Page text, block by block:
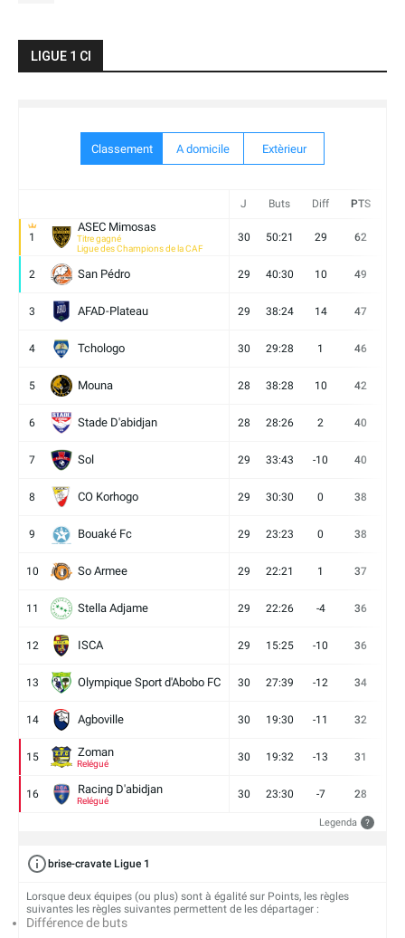
LIGUE 1 CI
Classement A domicile Extèrieur
J Buts Diff PTS
1
ASEC Mimosas
Titre gagné
Ligue des Champions de la CAF
30 50:21 29 62
2 San Pédro 29 40:30 10 49
3 AFAD-Plateau 29 38:24 14 47
4 Tchologo 30 29:28 1 46
5 Mouna 28 38:28 10 42
6 Stade D'abidjan 28 28:26 2 40
7 Sol 29 33:43 -10 40
8 CO Korhogo 29 30:30 0 38
9 Bouaké Fc 29 23:23 0 38
10 So Armee 29 22:21 1 37
11 Stella Adjame 29 22:26 -4 36
12 ISCA 29 15:25 -10 36
13 Olympique Sport d'Abobo FC 30 27:39 -12 34
14 Agboville 30 19:30 -11 32
15 Zoman
Relégué
30 19:32 -13 31
16 Racing D'abidjan
Relégué
30 23:30 -7 28
Legenda ?
brise-cravate Ligue 1
Lorsque deux équipes (ou plus) sont à égalité sur Points, les règles
suivantes les règles suivantes permettent de les départager :
Différence de buts